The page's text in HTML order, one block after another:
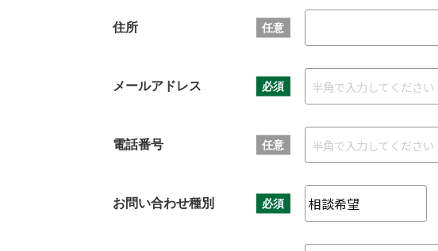
住所 任意
メールアドレス 必須
電話番号 任意
お問い合わせ種別 必須